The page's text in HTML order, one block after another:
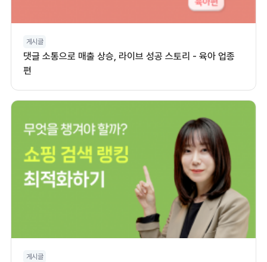
게시글
댓글 소통으로 매출 상승, 라이브 성공 스토리 - 육아 업종
편
게시글